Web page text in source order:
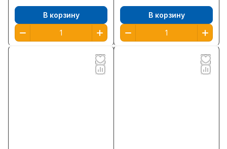
В корзину В корзину